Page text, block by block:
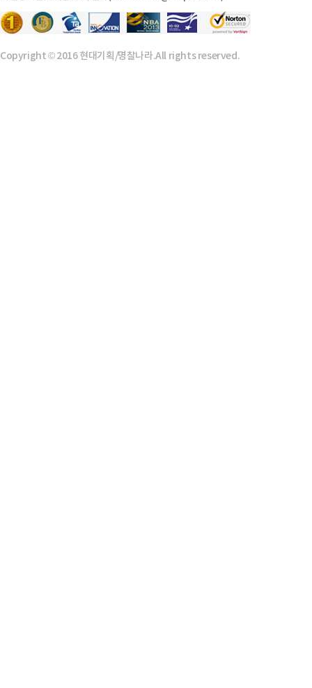
Copyright © 2016 현대기획/명찰나라.All rights reserved.